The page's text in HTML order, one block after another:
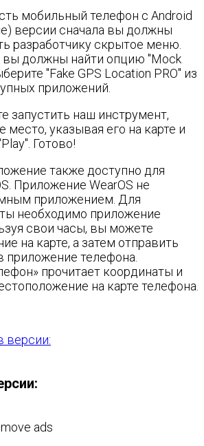
мобильный телефон с Android
версии сначала вы должны
разработчику скрытое меню.
вы должны найти опцию "Mock
"Fake GPS Location PRO" из
приложений.
запустить наш инструмент,
место, указывая его на карте и
Готово!
также доступно для
Приложение WearOS не
приложением. Для
необходимо приложение
свои часы, вы можете
на карте, а затем отправить
приложение телефона.
прочитает координаты и
на карте телефона.
версии:
ads